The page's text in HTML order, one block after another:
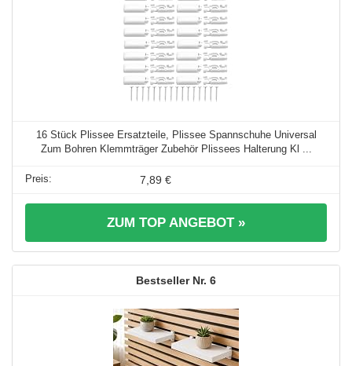
16 Stück Plissee Ersatzteile, Plissee Spannschuhe Universal
Zum Bohren Klemmträger Zubehör Plissees Halterung Kl ...
7,89 €
ZUM TOP ANGEBOT »
6